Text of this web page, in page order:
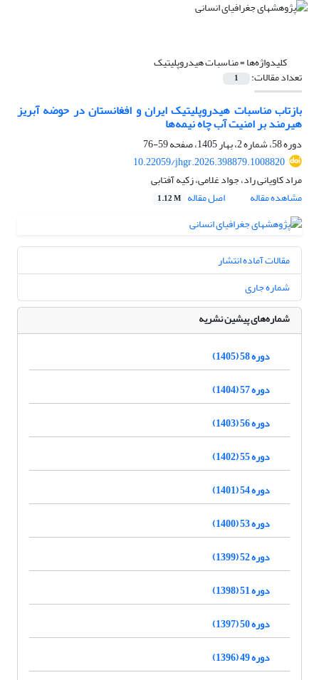
کلیدواژه‌ها =مناسبات هیدروپلیتیک
تعداد مقالات: 1
بازتاب مناسبات هیدروپلیتیک ایران و افغانستان در حوضه آبریز
هیرمند بر امنیت آب چاه نیمه‌ها
دوره 58، شماره 2، بهار 1405، صفحه
59-76
10.22059/jhgr.2026.398879.1008820
مراد کاویانی راد، جواد غلامی، زکیه آفتابی
مشاهده مقاله
اصل مقاله 1.12 M
مقالات آماده انتشار
شماره جاری
شماره‌های پیشین نشریه
دوره 58 (1405)
دوره 57 (1404)
دوره 56 (1403)
دوره 55 (1402)
دوره 54 (1401)
دوره 53 (1400)
دوره 52 (1399)
دوره 51 (1398)
دوره 50 (1397)
دوره 49 (1396)